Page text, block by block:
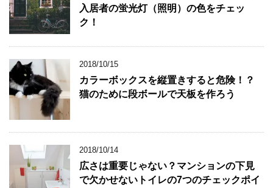
入居者の蛍光灯（照明）の色をチェッ
ク！
2018/10/15
カラーボックスを縦置きすると危険！？
猫のために段ボールで天板を作ろう
2018/10/14
広さは重要じゃない？マンションの下見
で欠かせないトイレの7つのチェックポイ